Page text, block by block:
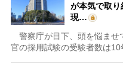
が本気で取
現…
警察庁が目下、頭を悩ませ
官の採用試験の受験者数は10